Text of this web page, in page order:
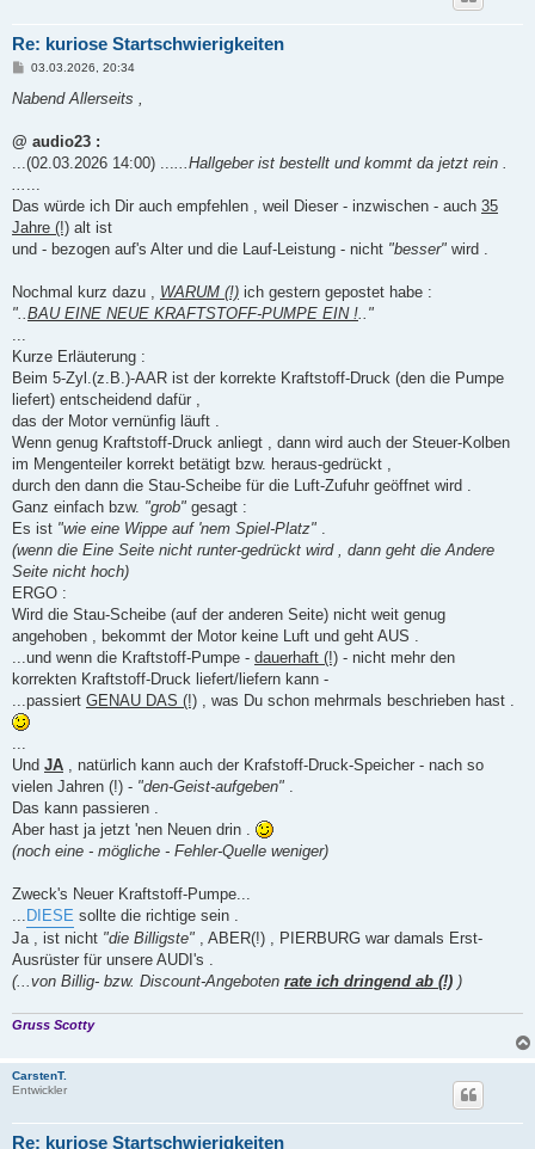
Re: kuriose Startschwierigkeiten
B
i
a
03.03.2026, 20:34
Nabend Allerseits ,
@ audio23 :
...(02.03.2026 14:00) ...
...Hallgeber ist bestellt und kommt da jetzt rein .
Das würde ich Dir auch empfehlen , weil Dieser - inzwischen - auch 35
Jahre (!) alt ist
und - bezogen auf's Alter und die Lauf-Leistung - nicht "besser" wird .
Nochmal kurz dazu , WARUM (!) ich gestern gepostet habe :
".. BAU EINE NEUE KRAFTSTOFF-PUMPE EIN ! .."
Kurze Erläuterung :
Beim 5-Zyl.(z.B.)-AAR ist der korrekte Kraftstoff-Druck (den die Pumpe
liefert) entscheidend dafür ,
das der Motor vernünfig läuft .
Wenn genug Kraftstoff-Druck anliegt , dann wird auch der Steuer-Kolben
im Mengenteiler korrekt betätigt bzw. heraus-gedrückt ,
durch den dann die Stau-Scheibe für die Luft-Zufuhr geöffnet wird .
Ganz einfach bzw. "grob" gesagt :
Es ist "wie eine Wippe auf 'nem Spiel-Platz"
(wenn die Eine Seite nicht runter-gedrückt wird , dann geht die Andere
Seite nicht hoch)
ERGO :
Wird die Stau-Scheibe (auf der anderen Seite) nicht weit genug
angehoben , bekommt der Motor keine Luft und geht AUS .
...und wenn die Kraftstoff-Pumpe - dauerhaft (!) - nicht mehr den
korrekten Kraftstoff-Druck liefert/liefern kann -
...passiert GENAU DAS (!) , was Du schon mehrmals beschrieben hast .
Und JA , natürlich kann auch der Krafstoff-Druck-Speicher - nach so
vielen Jahren (!) - "den-Geist-aufgeben"
Das kann passieren .
Aber hast ja jetzt 'nen Neuen drin .
(noch eine - mögliche - Fehler-Quelle weniger)
Zweck's Neuer Kraftstoff-Pumpe...
DIESE sollte die richtige sein .
Ja , ist nicht "die Billigste" , ABER(!) , PIERBURG war damals Erst-
Ausrüster für unsere AUDI's .
(...von Billig- bzw. Discount-Angeboten rate ich dringend ab (!) )
Gruss Scotty
CarstenT.
Entwickler
Re: kuriose Startschwierigkeiten